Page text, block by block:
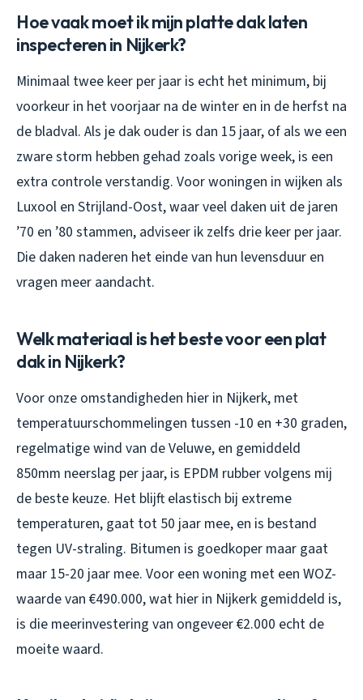
Hoe vaak moet ik mijn platte dak laten
inspecteren in Nijkerk?
Minimaal twee keer per jaar is echt het minimum, bij
voorkeur in het voorjaar na de winter en in de herfst na
de bladval. Als je dak ouder is dan 15 jaar, of als we een
zware storm hebben gehad zoals vorige week, is een
extra controle verstandig. Voor woningen in wijken als
Luxool en Strijland-Oost, waar veel daken uit de jaren
’70 en ’80 stammen, adviseer ik zelfs drie keer per jaar.
Die daken naderen het einde van hun levensduur en
vragen meer aandacht.
Welk materiaal is het beste voor een plat
dak in Nijkerk?
Voor onze omstandigheden hier in Nijkerk, met
temperatuurschommelingen tussen -10 en +30 graden,
regelmatige wind van de Veluwe, en gemiddeld
850mm neerslag per jaar, is EPDM rubber volgens mij
de beste keuze. Het blijft elastisch bij extreme
temperaturen, gaat tot 50 jaar mee, en is bestand
tegen UV-straling. Bitumen is goedkoper maar gaat
maar 15-20 jaar mee. Voor een woning met een WOZ-
waarde van €490.000, wat hier in Nijkerk gemiddeld is,
is die meerinvestering van ongeveer €2.000 echt de
moeite waard.